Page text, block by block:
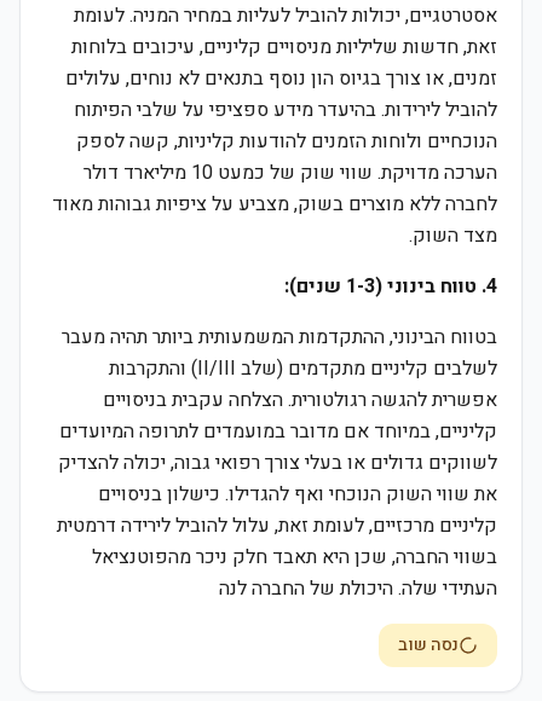
אסטרטגיים, יכולות להוביל לעליות במחיר המניה. לעומת
זאת, חדשות שליליות מניסויים קליניים, עיכובים בלוחות
זמנים, או צורך בגיוס הון נוסף בתנאים לא נוחים, עלולים
להוביל לירידות. בהיעדר מידע ספציפי על שלבי הפיתוח
הנוכחיים ולוחות הזמנים להודעות קליניות, קשה לספק
הערכה מדויקת. שווי שוק של כמעט 10 מיליארד דולר
לחברה ללא מוצרים בשוק, מצביע על ציפיות גבוהות מאוד
מצד השוק.
4. טווח בינוני (1-3 שנים):
בטווח הבינוני, ההתקדמות המשמעותית ביותר תהיה מעבר
לשלבים קליניים מתקדמים (שלב II/III) והתקרבות
אפשרית להגשה רגולטורית. הצלחה עקבית בניסויים
קליניים, במיוחד אם מדובר במועמדים לתרופה המיועדים
לשווקים גדולים או בעלי צורך רפואי גבוה, יכולה להצדיק
את שווי השוק הנוכחי ואף להגדילו. כישלון בניסויים
קליניים מרכזיים, לעומת זאת, עלול להוביל לירידה דרמטית
בשווי החברה, שכן היא תאבד חלק ניכר מהפוטנציאל
העתידי שלה. היכולת של החברה לנה
נסה שוב